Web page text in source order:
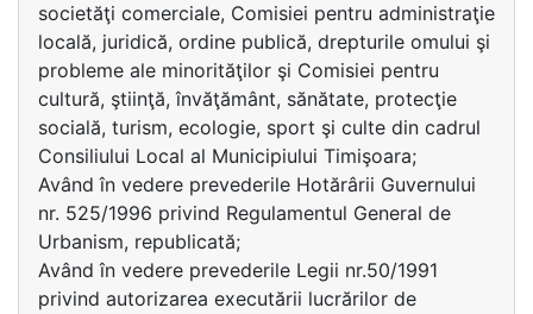
societăţi comerciale, Comisiei pentru administraţie
locală, juridică, ordine publică, drepturile omului şi
probleme ale minorităţilor şi Comisiei pentru
cultură, ştiinţă, învăţământ, sănătate, protecţie
socială, turism, ecologie, sport şi culte din cadrul
Consiliului Local al Municipiului Timişoara;
Având în vedere prevederile Hotărârii Guvernului
nr. 525/1996 privind Regulamentul General de
Urbanism, republicată;
Având în vedere prevederile Legii nr.50/1991
privind autorizarea executării lucrărilor de